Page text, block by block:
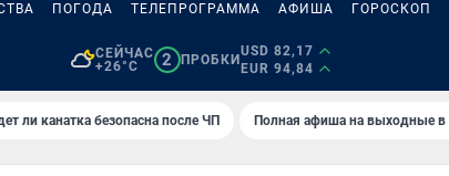
ПОГОДА ТЕЛЕПРОГРАММА АФИША ГОРОСКОП
СЕЙЧАС
+26°C
2 ПРОБКИ
USD 82,17
EUR 94,84
ли канатка безопасна после ЧП Полная афиша на выходные